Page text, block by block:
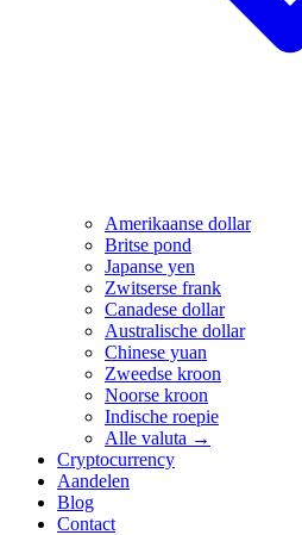
Amerikaanse dollar
Britse pond
Japanse yen
Zwitserse frank
Canadese dollar
Australische dollar
Chinese yuan
Zweedse kroon
Noorse kroon
Indische roepie
Alle valuta →
Cryptocurrency
Aandelen
Blog
Contact